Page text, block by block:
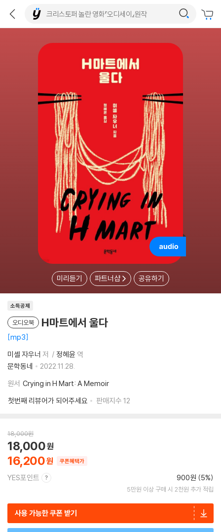
미리듣기 파트너샵 공유하기
소득공제
오디오북 H마트에서 울다
mp3
미셸 자우너 저 정혜윤 역
문학동네
2022.11.28.
원서 Crying in H Mart: A Memoir
첫번째 리뷰어가 되어주세요
판매지수 12
18,000원
16,200
18,000
쿠폰혜택가
YES포인트 900원 (5%)
5만원 이상 구매 시 2천원 추가 적립
사용 가능한 쿠폰 받기